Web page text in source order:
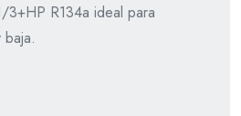
R134a ideal para